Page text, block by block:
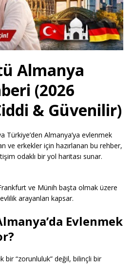
Almanya
(2026
& Güvenilir)
Türkiye’den Almanya’ya evlenmek
ve erkekler için hazırlanan bu rehber,
odaklı bir yol haritası sunar.
ve Münih başta olmak üzere
arayanları kapsar.
Evlenmek
bir “zorunluluk” değil, bilinçli bir